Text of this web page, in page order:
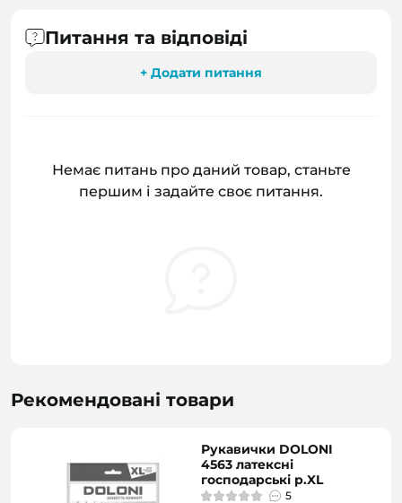
Питання та відповіді
+ Додати питання
Немає питань про даний товар, станьте
першим і задайте своє питання.
Рекомендовані товари
Рукавички DOLONI
4563 латексні
господарські р.XL
5